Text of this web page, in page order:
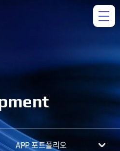
APP 포트폴리오